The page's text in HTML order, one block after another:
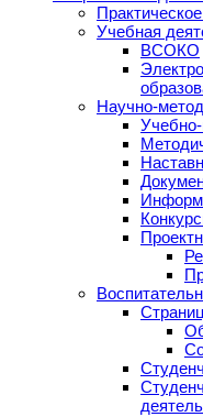
Учебная
ВСОКО
Научно-